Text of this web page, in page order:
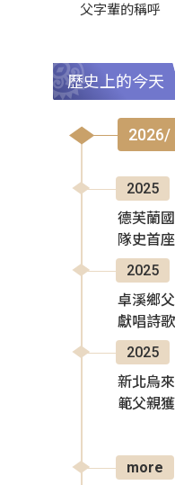
父字輩的稱呼
歷史上的今天
2026/
2025
德芙蘭
隊史首
2025
卓溪鄉
獻唱詩
2025
新北烏
範父親
more